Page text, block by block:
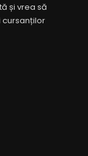
și vrea să
cursanților